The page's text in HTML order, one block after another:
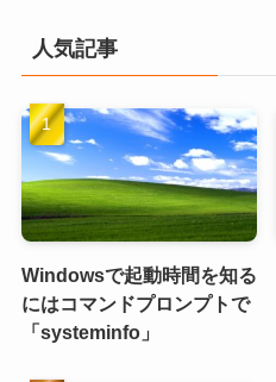
人気記事
Windowsで起動時間を知る
にはコマンドプロンプトで
「systeminfo」